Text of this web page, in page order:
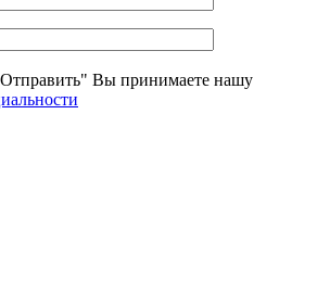
Вы принимаете нашу